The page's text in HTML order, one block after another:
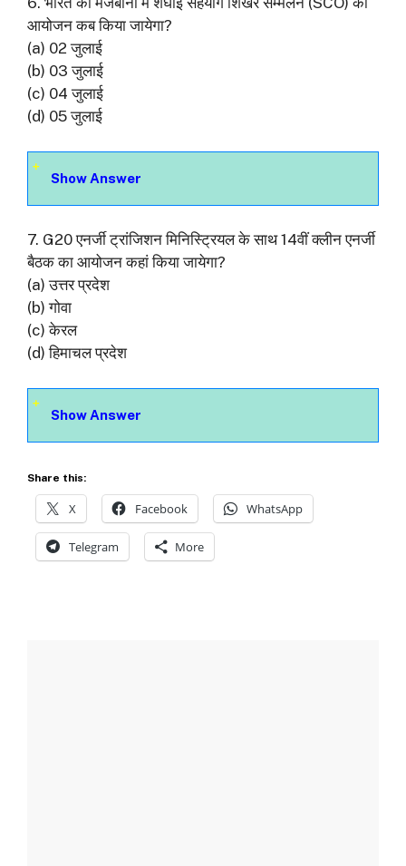
आयोजन कब किया जायेगा?
(a) 02 जुलाई
(b) 03 जुलाई
(c) 04 जुलाई
(d) 05 जुलाई
Show Answer
7. G20 एनर्जी ट्रांजिशन मिनिस्ट्रियल के साथ 14वीं क्लीन एनर्जी
बैठक का आयोजन कहां किया जायेगा?
(a) उत्तर प्रदेश
(b) गोवा
(c) केरल
(d) हिमाचल प्रदेश
Show Answer
Share this:
X Facebook WhatsApp
Telegram More